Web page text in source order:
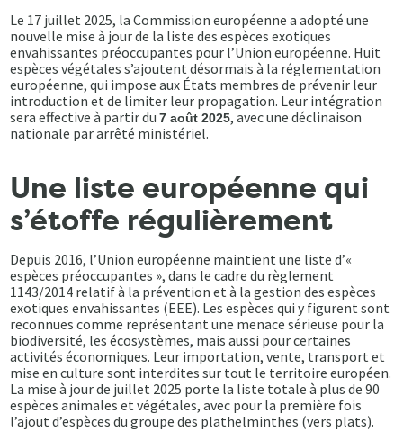
Le 17 juillet 2025, la Commission européenne a adopté une
nouvelle mise à jour de la liste des espèces exotiques
envahissantes préoccupantes pour l’Union européenne. Huit
espèces végétales s’ajoutent désormais à la réglementation
européenne, qui impose aux États membres de prévenir leur
introduction et de limiter leur propagation. Leur intégration
sera effective à partir du7 août 2025, avec une déclinaison
nationale par arrêté ministériel.
Une liste européenne qui
s’étoffe régulièrement
Depuis 2016, l’Union européenne maintient une liste d’«
espèces préoccupantes », dans le cadre du règlement
1143/2014 relatif à la prévention et à la gestion des espèces
exotiques envahissantes (EEE). Les espèces qui y figurent sont
reconnues comme représentant une menace sérieuse pour la
biodiversité, les écosystèmes, mais aussi pour certaines
activités économiques. Leur importation, vente, transport et
mise en culture sont interdites sur tout le territoire européen.
La mise à jour de juillet 2025 porte la liste totale à plus de 90
espèces animales et végétales, avec pour la première fois
l’ajout d’espèces du groupe des plathelminthes (vers plats).